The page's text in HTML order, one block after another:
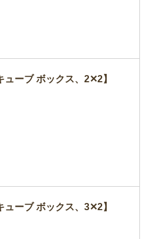
ューブ ボックス、2✕2】
ューブ ボックス、3✕2】